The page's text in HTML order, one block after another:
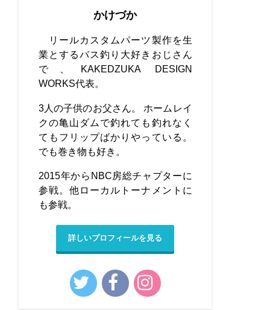
かけづか
リールカスタムパーツ製作を生
業とするバス釣り大好きおじさん
で、KAKEDZUKA DESIGN
WORKS代表。
3人の子供のお父さん。 ホームレイ
クの亀山ダムで釣れても釣れなく
てもフリップばかりやっている。
でも巻き物も好き。
2015年からNBC房総チャプターに
参戦。他ローカルトーナメントに
も参戦。
詳しいプロフィールを見る